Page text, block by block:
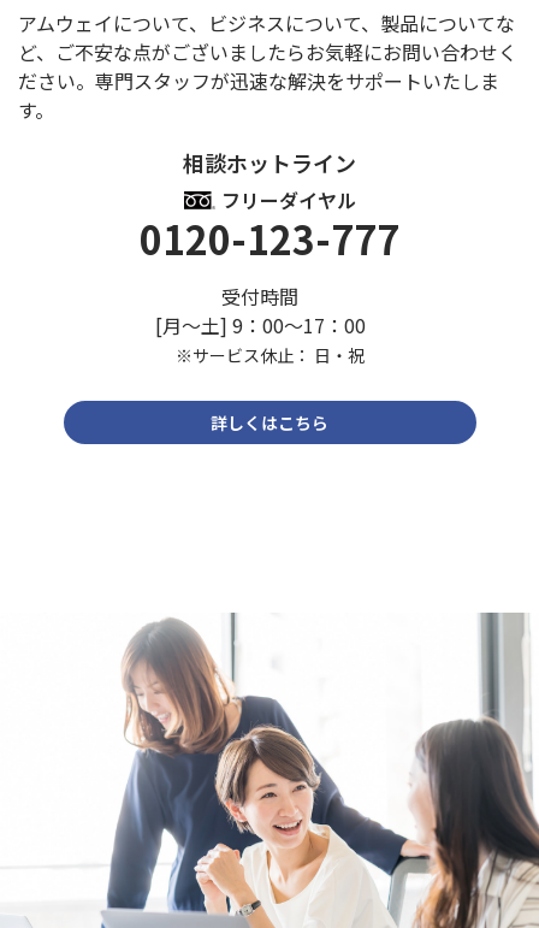
アムウェイについて、ビジネスについて、製品についてな
ど、ご不安な点がございましたらお気軽にお問い合わせく
ださい。専門スタッフが迅速な解決をサポートいたしま
す。
相談ホットライン
フリーダイヤル
0120-123-777
受付時間
[月～土] 9：00～17：00
※サービス休止： 日・祝
詳しくはこちら